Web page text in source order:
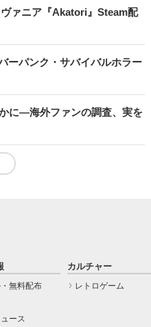
ァニア『Akatori』Steam配
ーパンク・サバイバルホラー
に―海外ファンの調査、実を
無料配布
ース
カルチャー
レトロゲーム